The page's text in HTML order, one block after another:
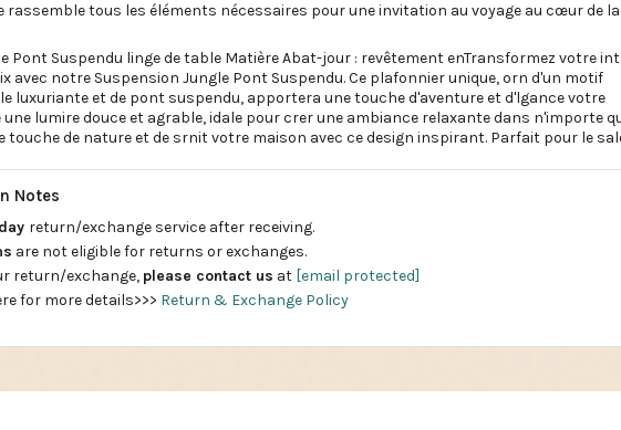
rassemble tous les éléments nécessaires pour une invitation au voyage au cœur de
Pont Suspendu linge de table Matière Abat-jour : revêtement enTransformez votre
avec notre Suspension Jungle Pont Suspendu. Ce plafonnier unique, orn d'un motif
luxuriante et de pont suspendu, apportera une touche d'aventure et d'lgance votre
lumire douce et agrable, idale pour crer une ambiance relaxante dans n'importe
touche de nature et de srnit votre maison avec ce design inspirant. Parfait pour le
Notes
return/exchange service after receiving.
are not eligible for returns or exchanges.
return/exchange, please contact us at [email protected]
for more details>>> Return & Exchange Policy